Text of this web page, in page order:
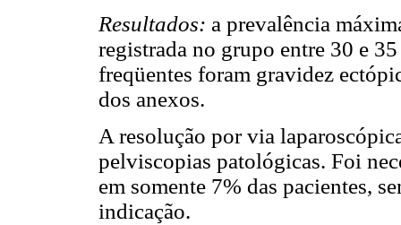
Resultados: a prevalência
registrada no grupo entre 30 e
freqüentes foram gravidez
dos anexos.
A resolução por via
pelviscopias patológicas. Foi
em somente 7% das pacientes,
indicação.